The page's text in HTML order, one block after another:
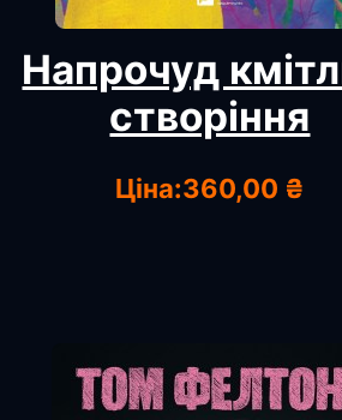
Напрочуд
створіння
Ціна:360,00 ₴